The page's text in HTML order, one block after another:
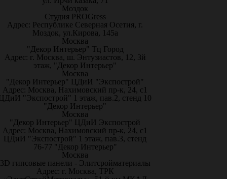
Моздок
Студия PROGress
Адрес: Республике Северная Осетия, г.
Моздок, ул.Кирова, 145а
Москва
"Декор Интерьер" Тц Город
Адрес: г. Москва, ш. Энтузиастов, 12, 3й
этаж, "Декор Интерьер"
Москва
"Декор Интерьер" ЦДиИ "Экспострой"
Адрес: Москва, Нахимовский пр-к, 24, с1
"Экспострой" 1 этаж, пав.2, стенд 10
"Декор Интерьер"
Москва
"Декор Интерьер" ЦДиИ Экспострой
Адрес: Москва, Нахимовский пр-к, 24, с1
ЦДиИ "Экспострой" 1 этаж, пав.3, стенд
76-77 "Декор Интерьер"
Москва
3D гипсовые панели - Элитсройматериалы
Адрес: г. Москва, ТРК